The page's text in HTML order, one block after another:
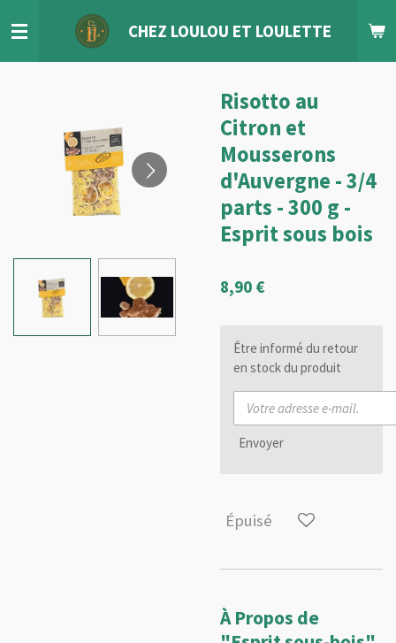
au
CHEZ LOULOU ET LOULETTE
Risotto au
Citron et
Mousserons
d'Auvergne - 3/4
parts - 300 g -
Esprit sous bois
8,90 €
Être informé du retour
en stock du produit
Envoyer
Épuisé
À Propos de